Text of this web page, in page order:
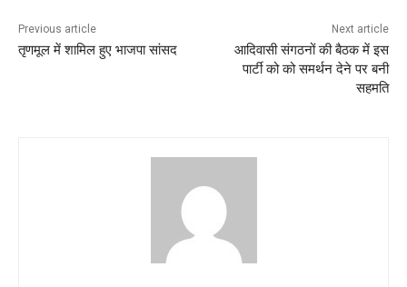
Previous article
तृणमूल में शामिल हुए भाजपा सांसद
Next article
आदिवासी संगठनों की बैठक में इस
पार्टी को को समर्थन देने पर बनी
सहमति